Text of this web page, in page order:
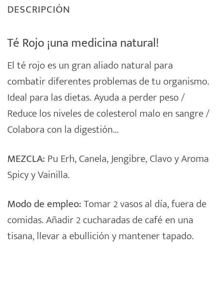
DESCRIPCIÓN
Té Rojo ¡una medicina natural!
El té rojo es un gran aliado natural para
combatir diferentes problemas de tu organismo.
Ideal para las dietas. Ayuda a perder peso /
Reduce los niveles de colesterol malo en sangre /
Colabora con la digestión…
MEZCLA: Pu Erh, Canela, Jengibre, Clavo y Aroma
Spicy y Vainilla.
Modo de empleo:Tomar 2 vasos al día, fuera de
comidas. Añadir 2 cucharadas de café en una
tisana, llevar a ebullición y mantener tapado.